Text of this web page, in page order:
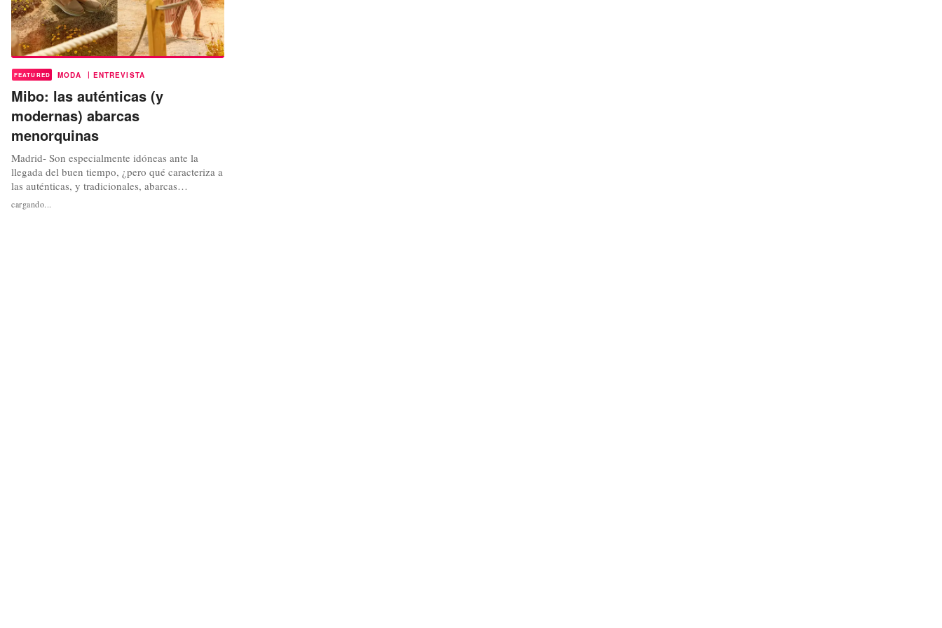
FEATURED MODA | ENTREVISTA
Mibo: las auténticas (y
modernas) abarcas
menorquinas
Madrid- Son especialmente idóneas ante la
llegada del buen tiempo, ¿pero qué caracteriza a
las auténticas, y tradicionales, abarcas
menorquinas? A esa pregunta viene a
respondernos Bosco Moll. Antiguo director
cargando...